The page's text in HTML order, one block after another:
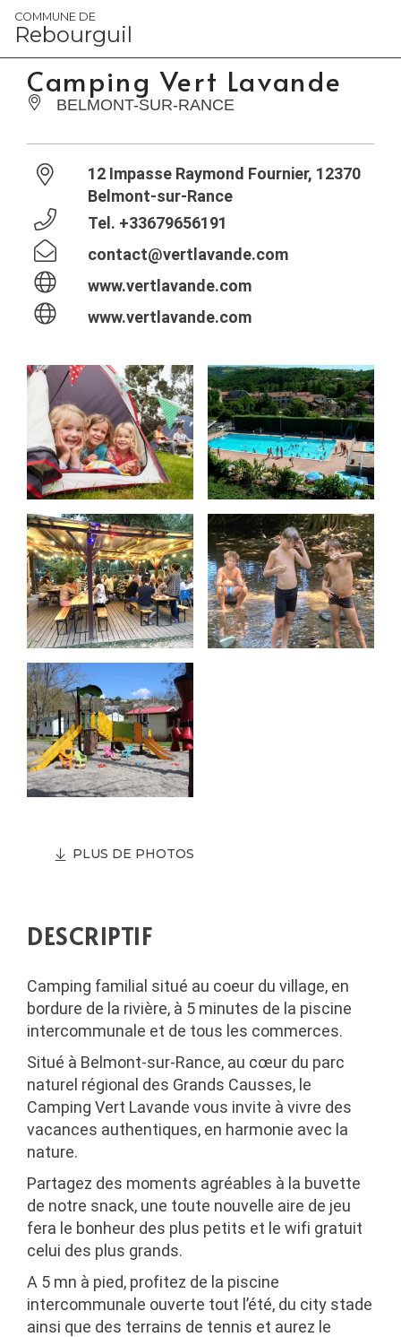
Panneau de gestion des cookies
COMMUNE DE
Rebourguil
Camping Vert Lavande
BELMONT-SUR-RANCE
12 Impasse Raymond Fournier, 12370
Belmont-sur-Rance
Tel. +33679656191
contact@vertlavande.com
www.vertlavande.com
www.vertlavande.com
PLUS DE PHOTOS
DESCRIPTIF
Camping familial situé au coeur du village, en
bordure de la rivière, à 5 minutes de la piscine
intercommunale et de tous les commerces.
Situé à Belmont-sur-Rance, au cœur du parc
naturel régional des Grands Causses, le
Camping Vert Lavande vous invite à vivre des
vacances authentiques, en harmonie avec la
nature.
Partagez des moments agréables à la buvette
de notre snack, une toute nouvelle aire de jeu
fera le bonheur des plus petits et le wifi gratuit
celui des plus grands.
A 5 mn à pied, profitez de la piscine
intercommunale ouverte tout l’été, du city stade
ainsi que des terrains de tennis et aurez le